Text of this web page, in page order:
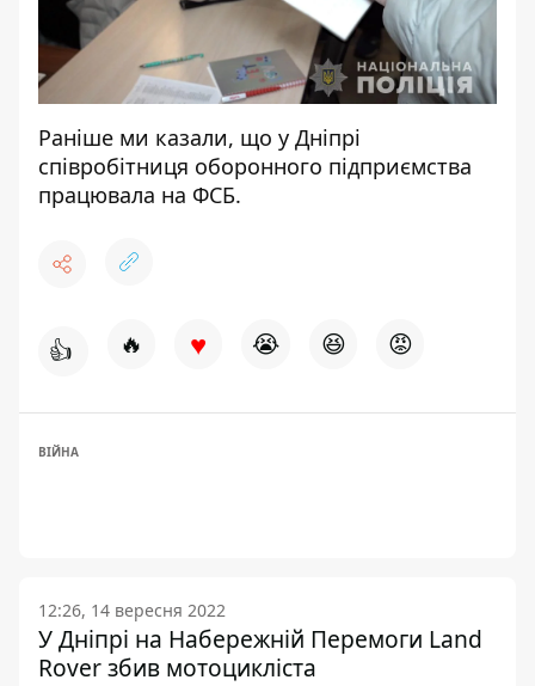
Раніше ми казали, що у Дніпрі
співробітниця оборонного підприємства
працювала на ФСБ.
👍 🔥 ♥ 😭 😆 😡
ВІЙНА
12:26, 14 вересня 2022
У Дніпрі на Набережній Перемоги Land
Rover збив мотоцикліста